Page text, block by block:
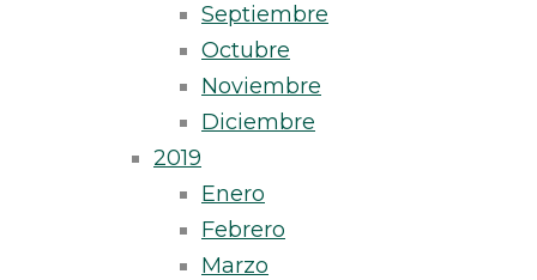
Septiembre
Octubre
Noviembre
Diciembre
2019
Enero
Febrero
Marzo